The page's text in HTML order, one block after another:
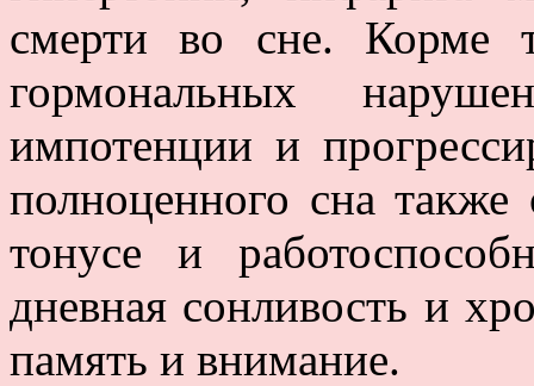
смерти во сне. Корме
гормональных
импотенции и
полноценного сна также
тонусе и
дневная сонливость и
память и внимание.